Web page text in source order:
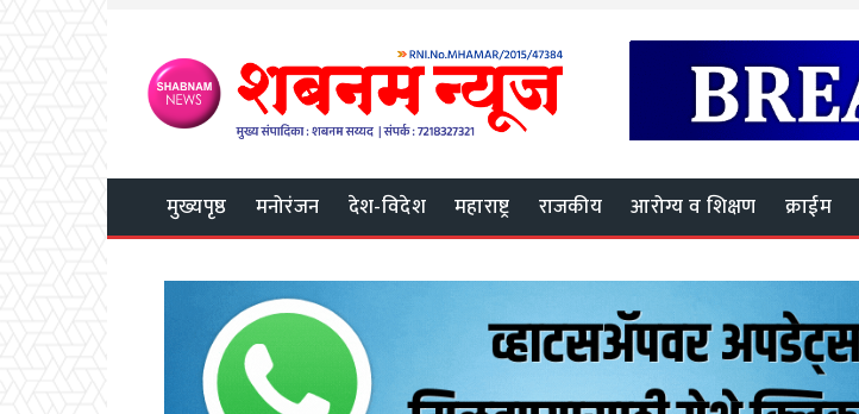
मुख्यपृष्ठ मनोरंजन देश-विदेश महाराष्ट्र राजकीय आरोग्य व शिक्षण क्राईम